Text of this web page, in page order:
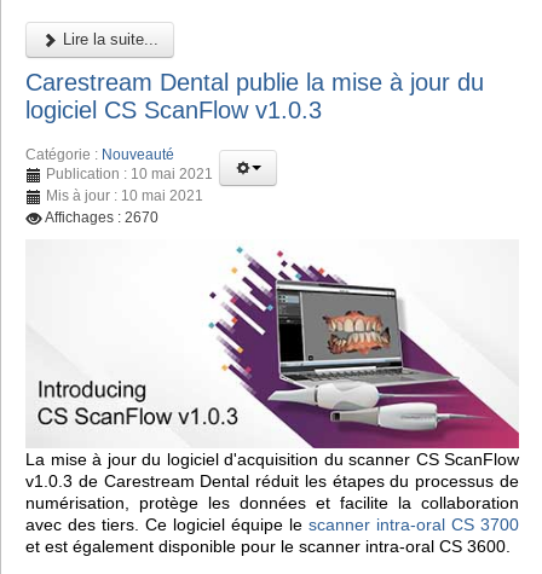
Lire la suite...
Carestream Dental publie la mise à jour du
logiciel CS ScanFlow v1.0.3
Catégorie : Nouveauté
Publication : 10 mai 2021
Mis à jour : 10 mai 2021
Affichages : 2670
La mise à jour du logiciel d'acquisition du scanner CS ScanFlow
v1.0.3 de Carestream Dental réduit les étapes du processus de
numérisation, protège les données et facilite la collaboration
avec des tiers. Ce logiciel équipe le scanner intra-oral CS 3700
et est également disponible pour le scanner intra-oral CS 3600.